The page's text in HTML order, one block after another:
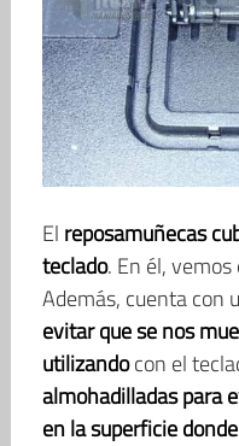
El reposamuñecas
teclado. En él, vemos
Además, cuenta con
evitar que se nos
utilizandocon el
almohadilladas para
en la superficie